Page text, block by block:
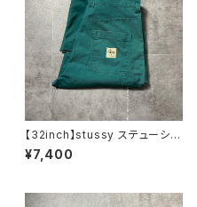
【32inch】stussy ステューシ
ー ジッパーフライ グリー
ン ダブルニー ワークパンツ
¥7,400